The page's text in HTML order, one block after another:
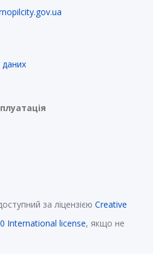
даних
за ліцензією Creative
International license, якщо не